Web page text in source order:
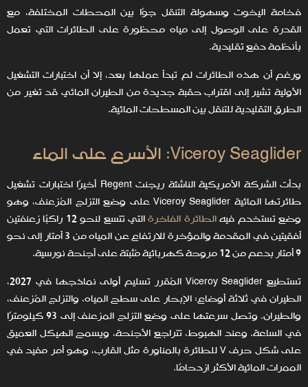
فخامة اليخوت وسهولة التنقل جوًا بين المحطات المختلفة، مع
القدرة على الوصول إلى مياه محظورة على الطائرات التي تعمل
بأنظمة دفع تقليدية.
ورغم أن هذه الطائرات لم تبدأ عملها بعد، إلا أن اختبارات التشغيل
الأولية تشير إلى اقتراب حقبة جديدة من الطيران المائي قد تغير من
الطرق التقليدية للتنقل بين المسطحات المائية.
Viceroy Seaglider: الأسرع على الماء
بدأت الشركة الأمريكية الناشئة ريجنت Regent أخيرًا اختبارات تشغيل
طائرتها المائية Viceroy Seaglider على وضع التزلج المُزعنف، وهو
وضع تستخدم فيهالطائرة الفاخرة
التي تتسع لنحو 12 راكبًا زعنفتين
أفقيتين في المقدمة والمؤخرة للارتفاع عن المياه من 3 أمتار إلى نحو
9 أمتار بدعم من 12 مروحة كهربائية مُثبتة على أجنحة نورسية.
تستطيع Viceroy Seaglider المُقرر تسليم أولى نماذجها في 2027،
الطيران في ثلاثة أوضاع: الإبحار على سطح المياه، والتزلج المُزعنف،
والطيران. وتصل سرعتها على وضع التزلج المزعنف إلى 93 كيلومترًا
في الساعة. وعند الهبوط، تتراجع الأجنحة، ويسمح الهيكل العميق
على شكل حرف V للطائرة بالمناورة مثل القارب، وهو أمر مفيد في
الممرات المائية الأكثر ازدحامًا.